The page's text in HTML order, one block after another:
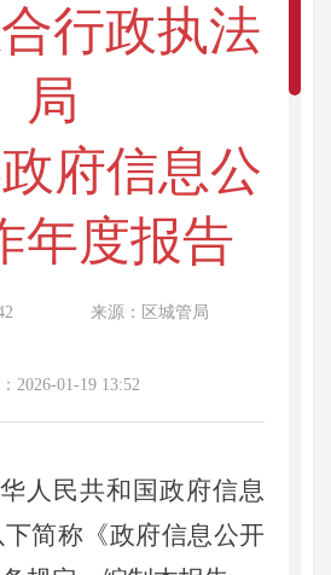
行政执法
局
府信息公
年度报告
来源：区城管局
2026-01-19 13:52
民共和国政府信息
简称《政府信息公开